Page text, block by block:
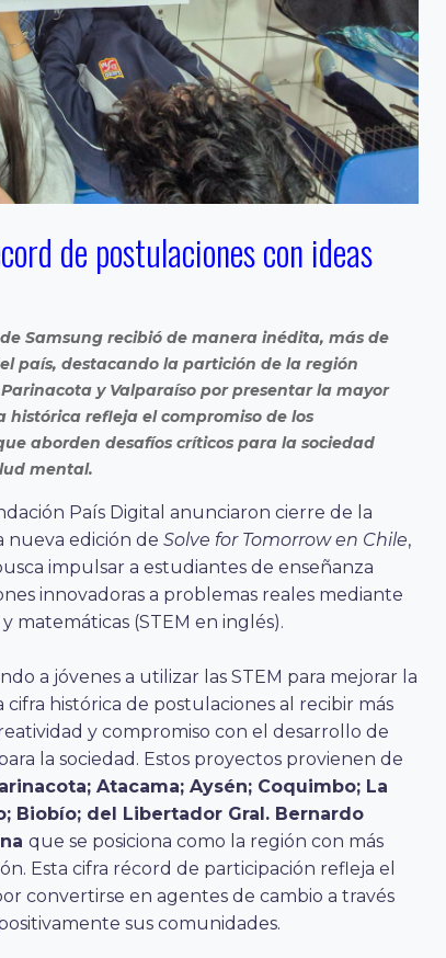
de postulaciones con ideas
Samsung recibió de manera inédita, más de
país, destacando la partición de la región
y Valparaíso por presentar la mayor
histórica refleja el compromiso de los
aborden desafíos críticos para la sociedad
mental.
País Digital anunciaron cierre de la
nueva edición de Solve for Tomorrow en Chile,
impulsar a estudiantes de enseñanza
innovadoras a problemas reales mediante
matemáticas (STEM en inglés).
a jóvenes a utilizar las STEM para mejorar la
histórica de postulaciones al recibir más
y compromiso con el desarrollo de
la sociedad. Estos proyectos provienen de
Atacama; Aysén; Coquimbo; La
Biobío; del Libertador Gral. Bernardo
que se posiciona como la región con más
Esta cifra récord de participación refleja el
convertirse en agentes de cambio a través
sus comunidades.